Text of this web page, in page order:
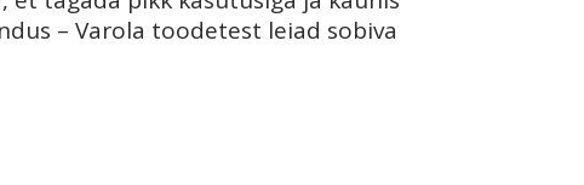
– Varola toodetest leiad sobiva